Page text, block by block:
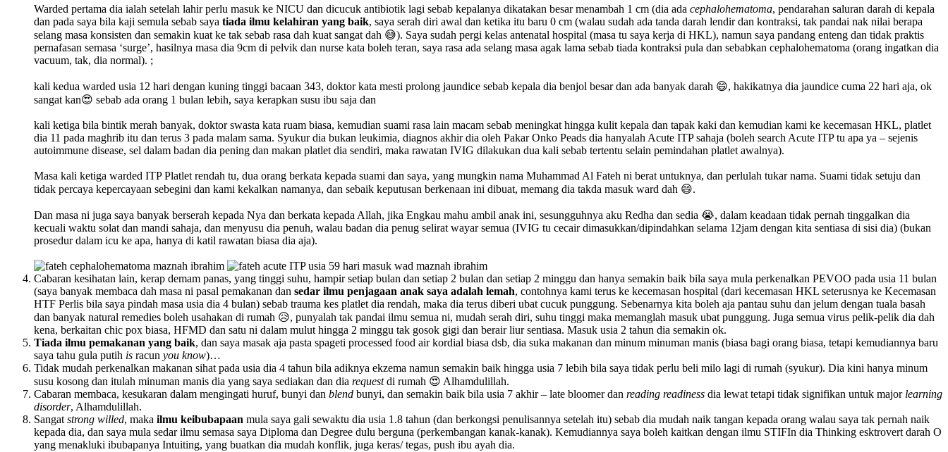
Warded pertama dia ialah setelah lahir perlu masuk ke NICU dan dicucuk antibiotik lagi sebab kepalanya dikatakan besar menambah 1 cm (dia ada cephalohematoma, pendarahan saluran darah di kepala
dan pada saya bila kaji semula sebab saya tiada ilmu kelahiran yang baik, saya serah diri awal dan ketika itu baru 0 cm (walau sudah ada tanda darah lendir dan kontraksi, tak pandai nak nilai berapa
selang masa konsisten dan semakin kuat ke tak sebab rasa dah kuat sangat dah 😅). Saya sudah pergi kelas antenatal hospital (masa tu saya kerja di HKL), namun saya pandang enteng dan tidak praktis
pernafasan semasa ‘surge’, hasilnya masa dia 9cm di pelvik dan nurse kata boleh teran, saya rasa ada selang masa agak lama sebab tiada kontraksi pula dan sebabkan cephalohematoma (orang ingatkan dia
vacuum, tak, dia normal). ;
kali kedua warded usia 12 hari dengan kuning tinggi bacaan 343, doktor kata mesti prolong jaundice sebab kepala dia benjol besar dan ada banyak darah 😄, hakikatnya dia jaundice cuma 22 hari aja, ok
sangat kan😍 sebab ada orang 1 bulan lebih, saya kerapkan susu ibu saja dan
kali ketiga bila bintik merah banyak, doktor swasta kata ruam biasa, kemudian suami rasa lain macam sebab meningkat hingga kulit kepala dan tapak kaki dan kemudian kami ke kecemasan HKL, platlet
dia 11 pada maghrib itu dan terus 3 pada malam sama. Syukur dia bukan leukimia, diagnos akhir dia oleh Pakar Onko Peads dia hanyalah Acute ITP sahaja (boleh search Acute ITP tu apa ya – sejenis
autoimmune disease, sel dalam badan dia pening dan makan platlet dia sendiri, maka rawatan IVIG dilakukan dua kali sebab tertentu selain pemindahan platlet awalnya).
Masa kali ketiga warded ITP Platlet rendah tu, dua orang berkata kepada suami dan saya, yang mungkin nama Muhammad Al Fateh ni berat untuknya, dan perlulah tukar nama. Suami tidak setuju dan
tidak percaya kepercayaan sebegini dan kami kekalkan namanya, dan sebaik keputusan berkenaan ini dibuat, memang dia takda masuk ward dah 😄.
Dan masa ni juga saya banyak berserah kepada Nya dan berkata kepada Allah, jika Engkau mahu ambil anak ini, sesungguhnya aku Redha dan sedia 😭, dalam keadaan tidak pernah tinggalkan dia
kecuali waktu solat dan mandi sahaja, dan menyusu dia penuh, walau badan dia penug selirat wayar semua (IVIG tu cecair dimasukkan/dipindahkan selama 12jam dengan kita sentiasa di sisi dia) (bukan
prosedur dalam icu ke apa, hanya di katil rawatan biasa dia aja).
Cabaran kesihatan lain, kerap demam panas, yang tinggi suhu, hampir setiap bulan dan setiap 2 bulan dan setiap 2 minggu dan hanya semakin baik bila saya mula perkenalkan PEVOO pada usia 11 bulan
(saya banyak membaca dah masa ni pasal pemakanan dan sedar ilmu penjagaan anak saya adalah lemah, contohnya kami terus ke kecemasan hospital (dari kecemasan HKL seterusnya ke Kecemasan
HTF Perlis bila saya pindah masa usia dia 4 bulan) sebab trauma kes platlet dia rendah, maka dia terus diberi ubat cucuk punggung. Sebenarnya kita boleh aja pantau suhu dan jelum dengan tuala basah
dan banyak natural remedies boleh usahakan di rumah 😥, punyalah tak pandai ilmu semua ni, mudah serah diri, suhu tinggi maka memanglah masuk ubat punggung. Juga semua virus pelik-pelik dia dah
kena, berkaitan chic pox biasa, HFMD dan satu ni dalam mulut hingga 2 minggu tak gosok gigi dan berair liur sentiasa. Masuk usia 2 tahun dia semakin ok.
Tiada ilmu pemakanan yang baik, dan saya masak aja pasta spageti processed food air kordial biasa dsb, dia suka makanan dan minum minuman manis (biasa bagi orang biasa, tetapi kemudiannya baru
saya tahu gula putih is racun you know)…
Tidak mudah perkenalkan makanan sihat pada usia dia 4 tahun bila adiknya ekzema namun semakin baik hingga usia 7 lebih bila saya tidak perlu beli milo lagi di rumah (syukur). Dia kini hanya minum
susu kosong dan itulah minuman manis dia yang saya sediakan dan dia requestdi rumah 😍 Alhamdulillah.
Cabaran membaca, kesukaran dalam mengingati huruf, bunyi dan blend bunyi, dan semakin baik bila usia 7 akhir – late bloomer dan reading readiness dia lewat tetapi tidak signifikan untuk major learning
disorder, Alhamdulillah.
Sangat strong willed, maka ilmu keibubapaan mula saya gali sewaktu dia usia 1.8 tahun (dan berkongsi penulisannya setelah itu) sebab dia mudah naik tangan kepada orang walau saya tak pernah naik
kepada dia, dan saya mula sedar ilmu semasa saya Diploma dan Degree dulu berguna (perkembangan kanak-kanak). Kemudiannya saya boleh kaitkan dengan ilmu STIFIn dia Thinking esktrovert darah O
yang menakluki ibubapanya Intuiting, yang buatkan dia mudah konflik, juga keras/ tegas, push ibu ayah dia.